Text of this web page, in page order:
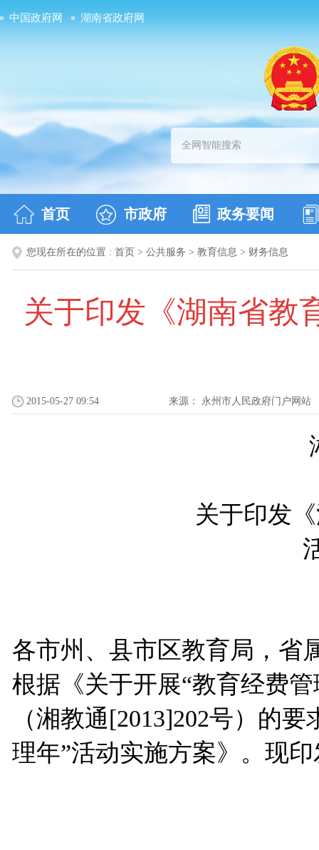
中国政府网 湖南省政府网
首页 市政府 政务要闻
您现在所在的位置 : 首页 > 公共服务 > 教育信息 > 财务信息
关于印发《湖南省教
2015-05-27 09:54 来源： 永州市人民政府门户网站
关于印发
各市州、县市区教育局，省
根据《关于开展“教育经费
（湘教通[2013]202号）的
理年”活动实施方案》。现